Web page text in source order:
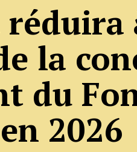
la
du
2026